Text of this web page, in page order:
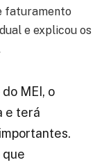
faturamento
e explicou os
MEI, o
e terá
que